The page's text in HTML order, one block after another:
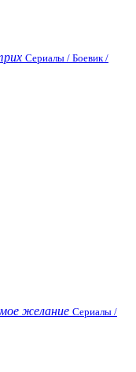
Сериалы / Боевик /
желание Сериалы /